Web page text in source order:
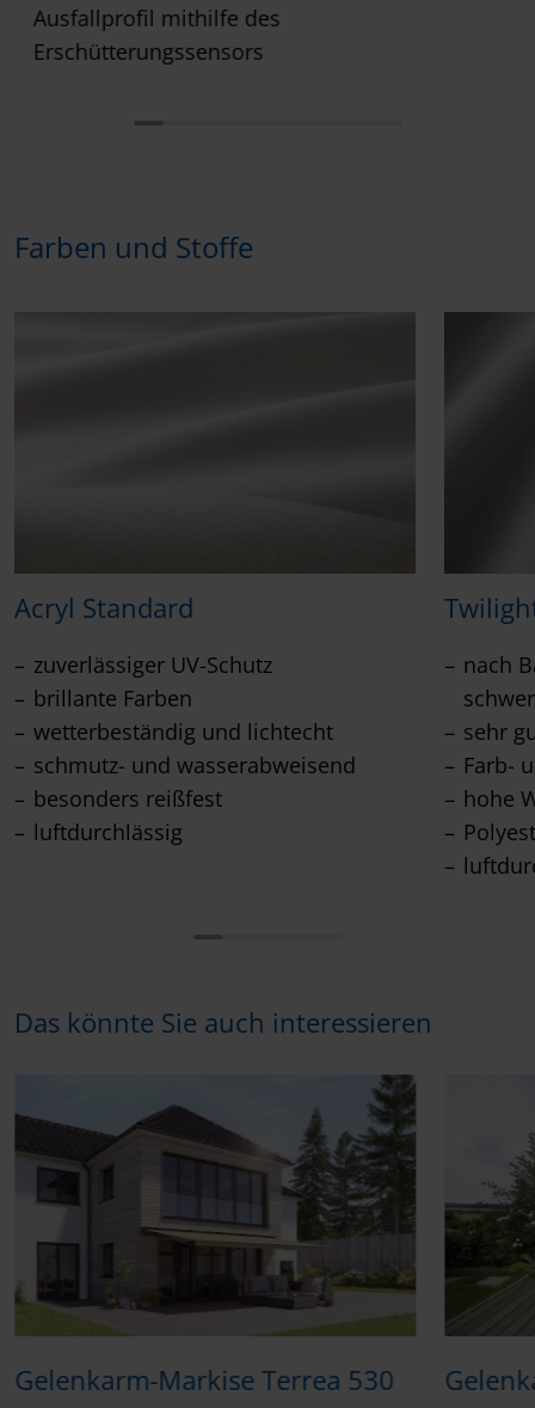
Ausfallprofil mithilfe des
Erschütterungssensors
Farben und Stoffe
Acryl Standard
zuverlässiger UV-Schutz
brillante Farben
wetterbeständig und lichtecht
schmutz- und wasserabweisend
besonders reißfest
luftdurchlässig
nach
sehr
Farb-
hohe
Das könnte Sie auch interessieren
Gelenkarm-Markise Terrea 530